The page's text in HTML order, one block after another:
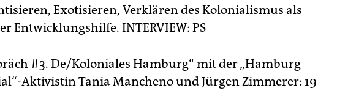
Exotisieren, Verklären des Kolonialismus als
Entwicklungshilfe. INTERVIEW: PS
#3. De/Koloniales Hamburg“ mit der „Hamburg
Aktivistin Tania Mancheno und Jürgen Zimmerer: 19